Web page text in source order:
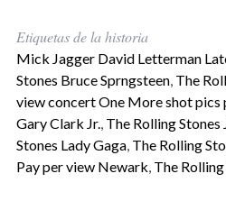
Etiquetas de la historia
Mick Jagger David Letterman
Stones Bruce Sprngsteen, The
view concert One More shot pics
Gary Clark Jr., The Rolling Stones
Stones Lady Gaga, The Rolling
Pay per view Newark, The